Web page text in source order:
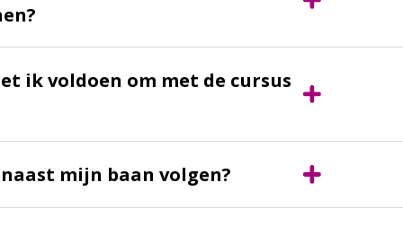
ik voldoen om met de cursus
mijn baan volgen?